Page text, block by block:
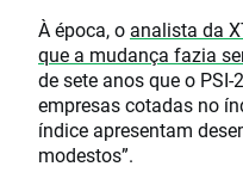
À época, o analista da
que a mudança fazia
de sete anos que o
empresas cotadas no
índice apresentam
modestos”.